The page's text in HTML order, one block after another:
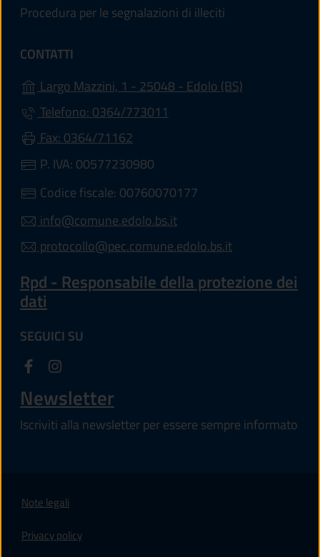
Procedura per le segnalazioni di illeciti
CONTATTI
Largo Mazzini, 1 - 25048 - Edolo (BS)
Telefono: 0364/773011
Fax: 0364/71162
P. IVA: 00577230980
Codice fiscale: 00760070177
info@comune.edolo.bs.it
protocollo@pec.comune.edolo.bs.it
Rpd - Responsabile della protezione dei
dati
SEGUICI SU
Newsletter
Iscriviti alla newsletter per essere sempre informato
Note legali
Privacy policy